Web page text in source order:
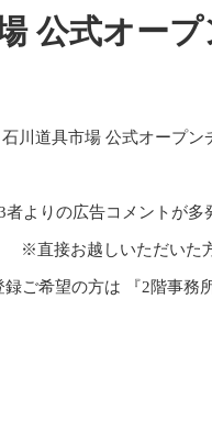
公式オー
石川道具市場 公式オープン
者よりの広告コメントが
※直接お越しいただいた
録ご希望の方は 『2階事務